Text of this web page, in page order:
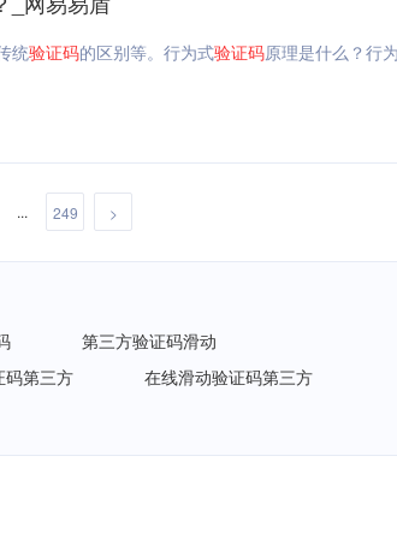
统验证码的区别等。行为式验证码原理是什么？行
... 249 >
第三方验证码滑动
码第三方
在线滑动验证码第三方